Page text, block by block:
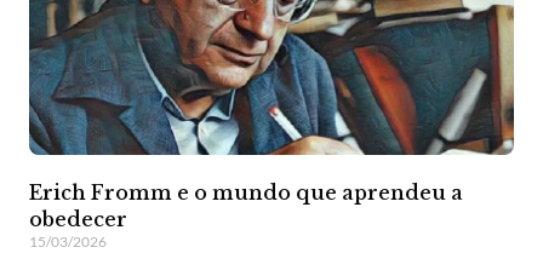
Erich Fromm e o mundo que aprendeu a
obedecer
15/03/2026